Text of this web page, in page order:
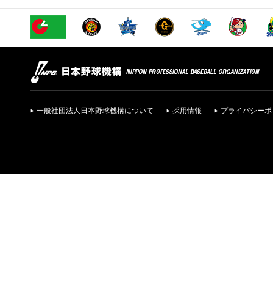
一般社団法人日本野球機構について 採用情報 プライバシー